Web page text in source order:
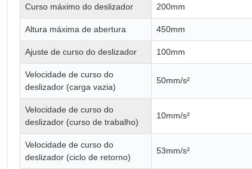
Curso máximo do deslizador 200mm
Altura máxima de abertura 450mm
Ajuste de curso do deslizador 100mm
Velocidade de curso do
deslizador (carga vazia)
50mm/s²
Velocidade de curso do
deslizador (curso de trabalho)
10mm/s²
Velocidade de curso do
deslizador (ciclo de retorno)
53mm/s²